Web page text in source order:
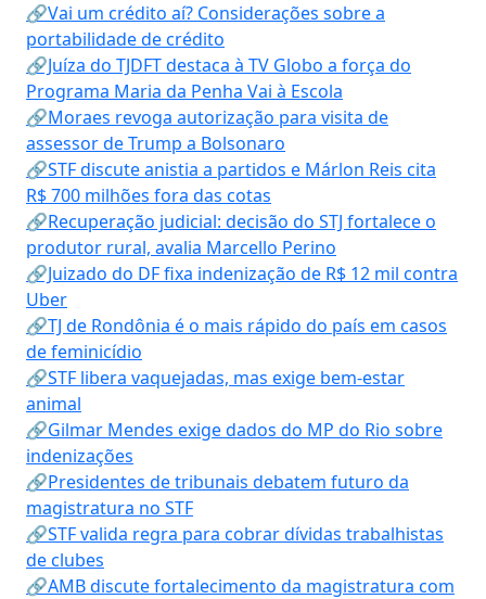
🔗Vai um crédito aí? Considerações sobre a
portabilidade de crédito
🔗Juíza do TJDFT destaca à TV Globo a força do
Programa Maria da Penha Vai à Escola
🔗Moraes revoga autorização para visita de
assessor de Trump a Bolsonaro
🔗STF discute anistia a partidos e Márlon Reis cita
R$ 700 milhões fora das cotas
🔗Recuperação judicial: decisão do STJ fortalece o
produtor rural, avalia Marcello Perino
🔗Juizado do DF fixa indenização de R$ 12 mil contra
Uber
🔗TJ de Rondônia é o mais rápido do país em casos
de feminicídio
🔗STF libera vaquejadas, mas exige bem-estar
animal
🔗Gilmar Mendes exige dados do MP do Rio sobre
indenizações
🔗Presidentes de tribunais debatem futuro da
magistratura no STF
🔗STF valida regra para cobrar dívidas trabalhistas
de clubes
🔗AMB discute fortalecimento da magistratura com